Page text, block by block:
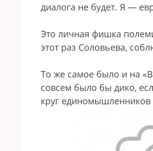
диалога не будет. Я —
Это личная фишка
этот раз Соловьева,
То же самое было и на
совсем было бы дико,
круг единомышленников